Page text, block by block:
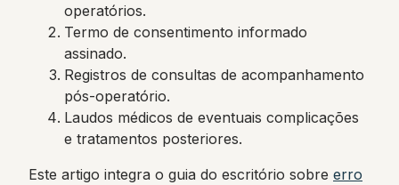
operatórios.
Termo de consentimento informado
assinado.
Registros de consultas de acompanhamento
pós-operatório.
Laudos médicos de eventuais complicações
e tratamentos posteriores.
Este artigo integra o guia do escritório sobre erro